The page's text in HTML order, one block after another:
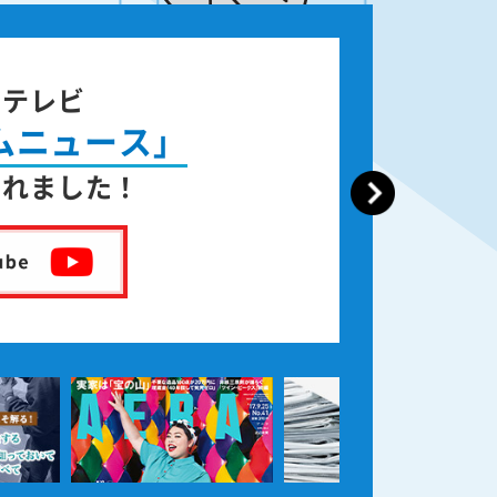
レビ
ュース」
ました！